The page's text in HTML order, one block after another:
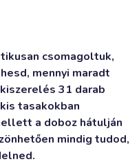
csomagoltuk,
mennyi maradt
31 darab
tasakokban
a doboz hátulján
mindig tudod,